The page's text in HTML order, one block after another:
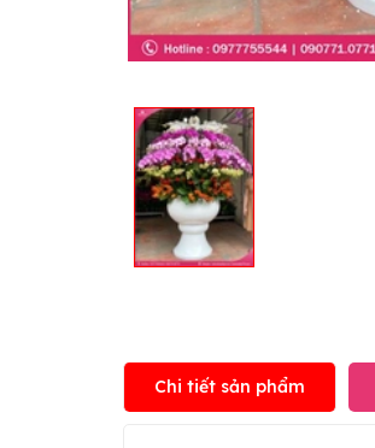
Chi tiết sản phẩm